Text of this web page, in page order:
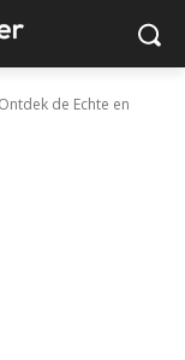
de Echte en